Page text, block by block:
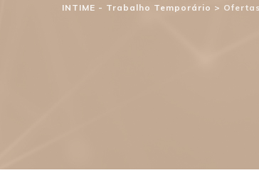
INTIME - Trabalho Temporário >